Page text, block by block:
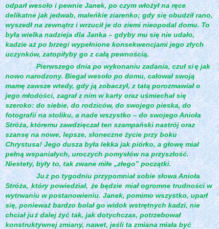
odparł wesoło i pewnie Janek, po czym włożył na ręce
delikatne jak jedwab, maleńkie ziarenko; gdy się obudził rano,
wyszedł na zewnątrz i wrzucił je do ziemi nieopodal domu. To
była wielka nadzieja dla Janka – gdyby mu się nie udało,
kadzie aż po brzegi wypełnione konsekwencjami jego złych
uczynków, zatopiłyby go z całą pewnością.
Pierwszego dnia po wykonaniu zadania, czuł się jak
nowo narodzony. Biegał wesoło po domu, całował swoją
mamę zawsze wtedy, gdy ją zobaczył, z tatą porozmawiał o
jego młodości, zagrał z nim w karty oraz uśmiechał się
szeroko: do siebie, do rodziców, do swojego pieska, do
fotografii na stoliku, a nade wszystko – do swojego Anioła
Stróża, któremu zawdzięczał ten szampański nastrój oraz
szansę na nowe, lepsze, słoneczne życie przy boku
Chrystusa! Jego dusza była lekka jak piórko, a głowę miał
pełną wspaniałych, uroczych pomysłów na przyszłość.
Niestety, były to, tak zwane miłe „złego” początki.
Już po tygodniu przypomniał sobie słowa Anioła
Stróża, który powiedział, że będzie miał ogromne trudności w
wytrwaniu w postanowieniu. Janek, pomimo wszystko, uparł
się, ponieważ bardzo bolał go widok wstrętnych kadzi, nie
chciał już dalej żyć tak, jak dotychczas, potrzebował
konstruktywnej zmiany, nawet, jeśli ta zmiana miała być